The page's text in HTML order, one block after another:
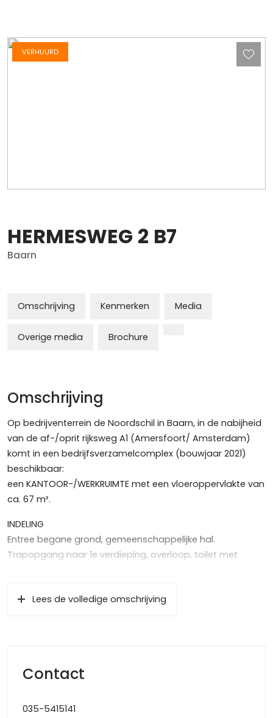
VERHUURD
HERMESWEG 2 B7
Baarn
Omschrijving Kenmerken Media
Overige media Brochure
Omschrijving
Op bedrijventerrein de Noordschil in Baarn, in de nabijheid
van de af-/oprit rijksweg A1 (Amersfoort/ Amsterdam)
komt in een bedrijfsverzamelcomplex (bouwjaar 2021)
beschikbaar:
een KANTOOR-/WERKRUIMTE met een vloeroppervlakte van
ca. 67 m².
INDELING
Entree begane grond, gemeenschappelijke hal.
Trapopgang naar 1e verdieping, overloop, toilet met
betonverf, gestuukte wanden voorzien van witte muurverf,
Lees de volledige omschrijving
Contact
035-5415141